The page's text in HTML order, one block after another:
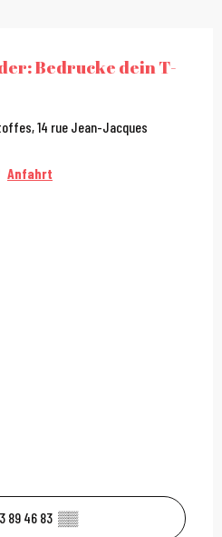
Bedrucke dein T-
14 rue Jean-Jacques
Anfahrt
89 46 83 ▒▒